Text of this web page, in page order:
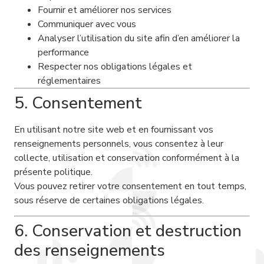
Fournir et améliorer nos services
Communiquer avec vous
Analyser l’utilisation du site afin d’en améliorer la
performance
Respecter nos obligations légales et
réglementaires
5. Consentement
En utilisant notre site web et en fournissant vos
renseignements personnels, vous consentez à leur
collecte, utilisation et conservation conformément à la
présente politique.
Vous pouvez retirer votre consentement en tout temps,
sous réserve de certaines obligations légales.
6. Conservation et destruction
des renseignements